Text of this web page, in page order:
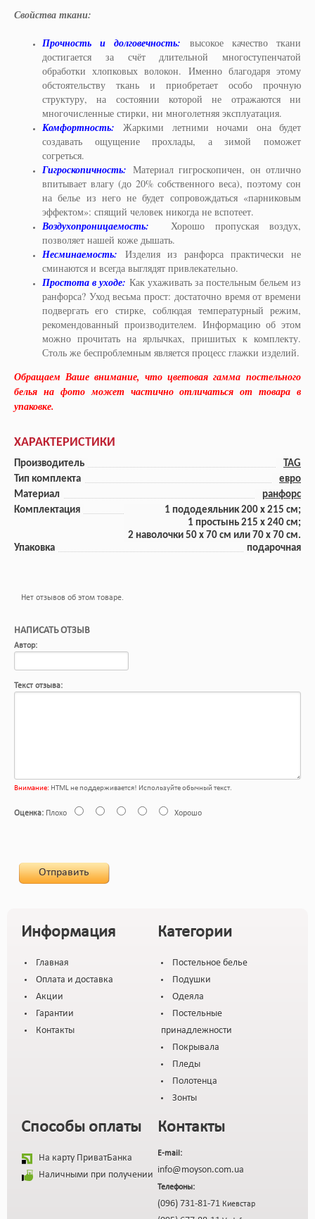
Свойства ткани:
Прочность и долговечность: высокое качество ткани
достигается за счёт длительной многоступенчатой
обработки хлопковых волокон. Именно благодаря этому
обстоятельству ткань и приобретает особо прочную
структуру, на состоянии которой не отражаются ни
многочисленные стирки, ни многолетняя эксплуатация.
Комфортность:Жаркими летними ночами она будет
создавать ощущение прохлады, а зимой поможет
согреться.
Гигроскопичность: Материал гигроскопичен, он отлично
впитывает влагу (до 20% собственного веса), поэтому сон
на белье из него не будет сопровождаться «парниковым
эффектом»: спящий человек никогда не вспотеет.
Воздухопроницаемость: Хорошо пропуская воздух,
позволяет нашей коже дышать.
Несминаемость: Изделия из ранфорса практически не
сминаются и всегда выглядят привлекательно.
Простота в уходе: Как ухаживать за постельным бельем из
ранфорса? Уход весьма прост: достаточно время от времени
подвергать его стирке, соблюдая температурный режим,
рекомендованный производителем. Информацию об этом
можно прочитать на ярлычках, пришитых к комплекту.
Столь же беспроблемным является процесс глажки изделий.​
Обращаем Ваше внимание, что цветовая гамма постельного
белья на фото может частично отличаться от товара в
упаковке.
ХАРАКТЕРИСТИКИ
Производитель
TAG
Тип комплекта
евро
Материал
ранфорс
Комплектация
1 пододеяльник 200 x 215 см;
1 прoстынь 215 x 240 см;
2 наволочки 50 х 70 см или 70 x 70 см.
Упаковка
подарочная
Нет отзывов об этом товаре.
НАПИСАТЬ ОТЗЫВ
Автор:
Текст отзыва:
Внимание: HTML не поддерживается! Используйте обычный текст.
Оценка: Плохо Хорошо
Отправить
Информация
Главная
Оплата и доставка
Акции
Гарантии
Контакты
Категории
Постельное белье
Подушки
Одеяла
Постельные
принадлежности
Покрывала
Пледы
Полотенца
Зонты
Способы оплаты
На карту ПриватБанка
Наличными при получении
Контакты
E-mail:
info@moyson.com.ua
Телефоны:
(096) 731-81-71 Киевстар